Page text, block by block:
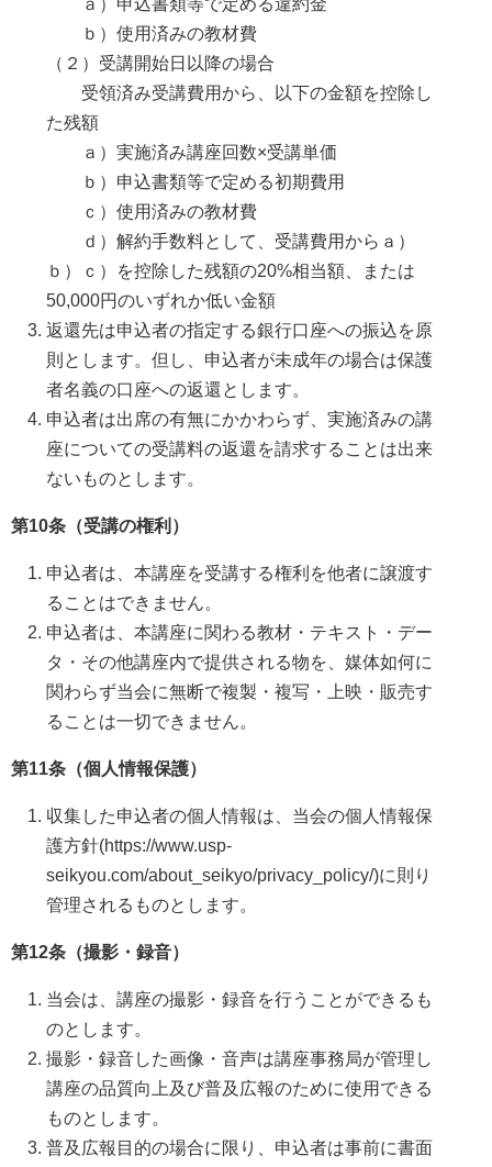
ａ）申込書類等で定める違約金
ｂ）使用済みの教材費
（２）受講開始日以降の場合
受領済み受講費用から、以下の金額を控除し
た残額
ａ）実施済み講座回数×受講単価
ｂ）申込書類等で定める初期費用
ｃ）使用済みの教材費
ｄ）解約手数料として、受講費用からａ）
ｂ）ｃ）を控除した残額の20%相当額、または
50,000円のいずれか低い金額
返還先は申込者の指定する銀行口座への振込を原
則とします。但し、申込者が未成年の場合は保護
者名義の口座への返還とします。
申込者は出席の有無にかかわらず、実施済みの講
座についての受講料の返還を請求することは出来
ないものとします。
第10条（受講の権利）
申込者は、本講座を受講する権利を他者に譲渡す
ることはできません。
申込者は、本講座に関わる教材・テキスト・デー
タ・その他講座内で提供される物を、媒体如何に
関わらず当会に無断で複製・複写・上映・販売す
ることは一切できません。
第11条（個人情報保護）
収集した申込者の個人情報は、当会の個人情報保
護方針(https://www.usp-
seikyou.com/about_seikyo/privacy_policy/)に則り
管理されるものとします。
第12条（撮影・録音）
当会は、講座の撮影・録音を行うことができるも
のとします。
撮影・録音した画像・音声は講座事務局が管理し
講座の品質向上及び普及広報のために使用できる
ものとします。
普及広報目的の場合に限り、申込者は事前に書面